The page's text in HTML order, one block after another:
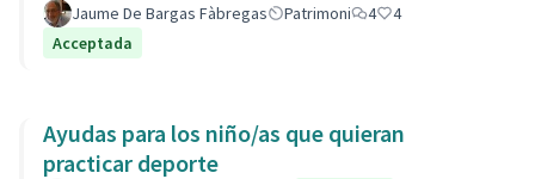
Jaume De Bargas Fàbregas Patrimoni 4
4
Acceptada
Ayudas para los niño/as que quieran
practicar deporte